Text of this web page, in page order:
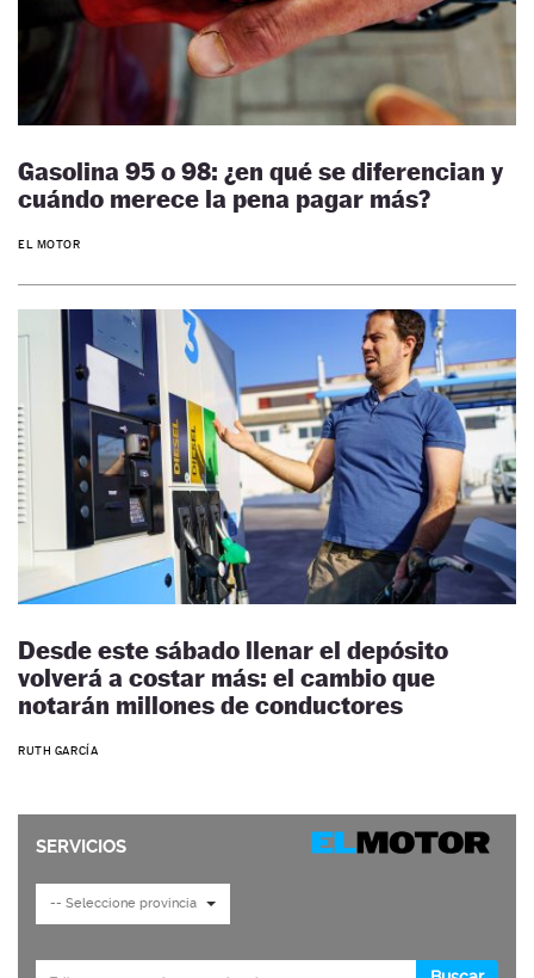
Gasolina 95 o 98: ¿en qué se diferencian y
cuándo merece la pena pagar más?
EL MOTOR
Desde este sábado llenar el depósito
volverá a costar más: el cambio que
notarán millones de conductores
RUTH GARCÍA